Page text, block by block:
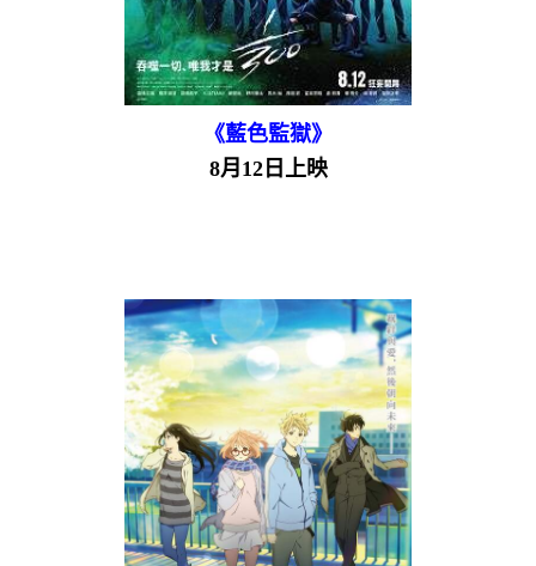
《藍色監獄》
8月12日上映